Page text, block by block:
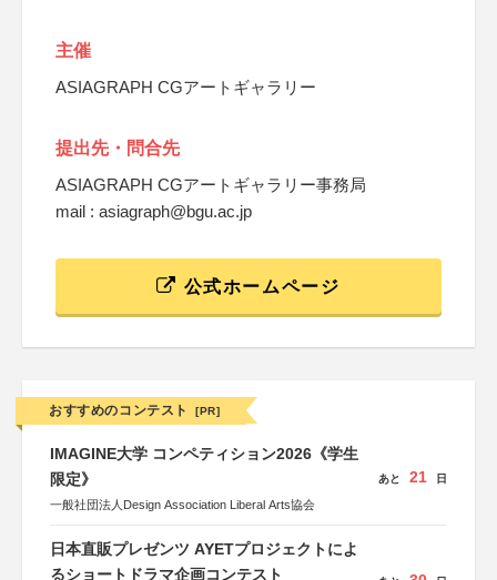
主催
ASIAGRAPH CGアートギャラリー
提出先・問合先
ASIAGRAPH CGアートギャラリー事務局
mail : asiagraph@bgu.ac.jp
公式ホームページ
おすすめのコンテスト [PR]
IMAGINE大学 コンペティション2026《学生
限定》
一般社団法人Design Association Liberal Arts協会
あと 21 日
日本直販プレゼンツ AYETプロジェクトによ
るショートドラマ企画コンテスト